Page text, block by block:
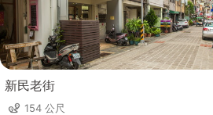
新民老街
154 公尺